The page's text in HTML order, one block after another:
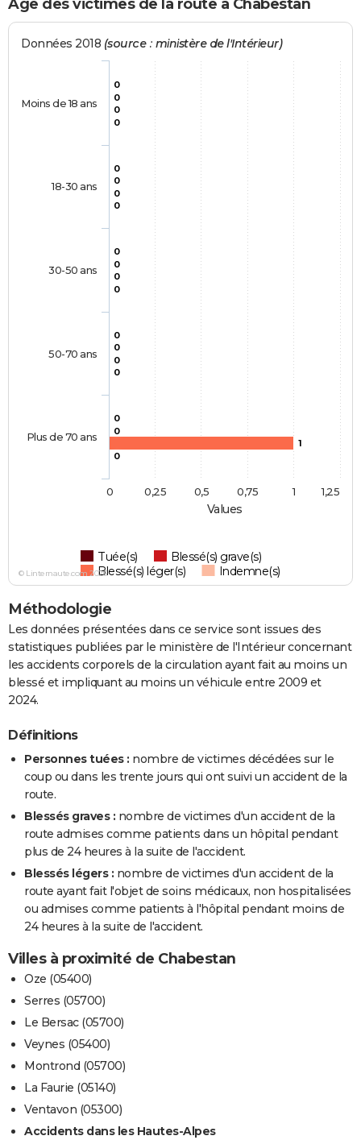
Age des victimes de la route à Chabestan
Values
Données 2018 (source : ministère de l'Intérieur)
0
0
0
0
0
0
0
0
0
0
0
0
0
0
1
0
0
0
0
0
Tuée(s)
Blessé(s) grave(s)
Blessé(s) léger(s)
Indemne(s)
Moins de 18 ans
18-30 ans
30-50 ans
50-70 ans
Plus de 70 ans
0 1
0,25 0,5 0,75 1,25
© Linternaute.com 2026
Méthodologie
Les données présentées dans ce service sont issues des
statistiques publiées par le ministère de l'Intérieur concernant
les accidents corporels de la circulation ayant fait au moins un
blessé et impliquant au moins un véhicule entre 2009 et
2024.
Définitions
Personnes tuées : nombre de victimes décédées sur le
coup ou dans les trente jours qui ont suivi un accident de la
route.
Blessés graves : nombre de victimes d'un accident de la
route admises comme patients dans un hôpital pendant
plus de 24 heures à la suite de l'accident.
Blessés légers : nombre de victimes d'un accident de la
route ayant fait l'objet de soins médicaux, non hospitalisées
ou admises comme patients à l'hôpital pendant moins de
24 heures à la suite de l'accident.
Villes à proximité de Chabestan
Oze (05400)
Serres (05700)
Le Bersac (05700)
Veynes (05400)
Montrond (05700)
La Faurie (05140)
Ventavon (05300)
Accidents dans les Hautes-Alpes